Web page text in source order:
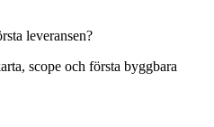
leveransen?
scope och första byggbara